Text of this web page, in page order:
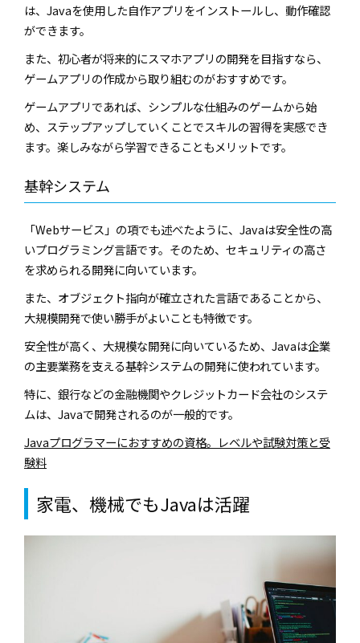
は、Javaを使用した自作アプリをインストールし、動作確認
ができます。
また、初心者が将来的にスマホアプリの開発を目指すなら、
ゲームアプリの作成から取り組むのがおすすめです。
ゲームアプリであれば、シンプルな仕組みのゲームから始
め、ステップアップしていくことでスキルの習得を実感でき
ます。楽しみながら学習できることもメリットです。
基幹システム
「Webサービス」の項でも述べたように、Javaは安全性の高
いプログラミング言語です。そのため、セキュリティの高さ
を求められる開発に向いています。
また、オブジェクト指向が確立された言語であることから、
大規模開発で使い勝手がよいことも特徴です。
安全性が高く、大規模な開発に向いているため、Javaは企業
の主要業務を支える基幹システムの開発に使われています。
特に、銀行などの金融機関やクレジットカード会社のシステ
ムは、Javaで開発されるのが一般的です。
Javaプログラマーにおすすめの資格。レベルや試験対策と受
験料
家電、機械でもJavaは活躍